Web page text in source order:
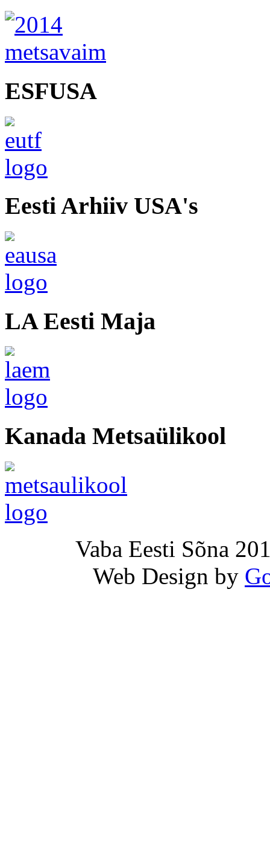
ESFUSA
Eesti Arhiiv USA's
LA Eesti Maja
Kanada Metsaülikool
Vaba Eesti Sõna
Web Design by